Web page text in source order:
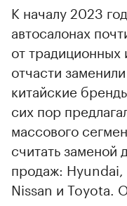
К началу 2023
автосалонах
от
отчасти
китайские
сих пор
массового
считать заменой
продаж: Hyundai,
Nissan и Toyota.